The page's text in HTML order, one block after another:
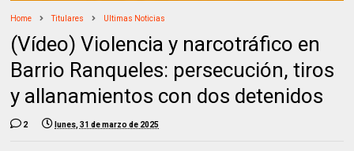
Home Titulares Ultimas Noticias
(Vídeo) Violencia y narcotráfico en
Barrio Ranqueles: persecución, tiros
y allanamientos con dos detenidos
2 lunes, 31 de marzo de 2025